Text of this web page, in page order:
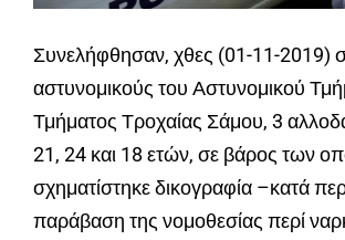
Συνελήφθησαν, χθες (01-11-2019)
αστυνομικούς του Αστυνομικού
Τμήματος Τροχαίας Σάμου, 3
21, 24 και 18 ετών, σε βάρος των
σχηματίστηκε δικογραφία –κατά
παράβαση της νομοθεσίας περί